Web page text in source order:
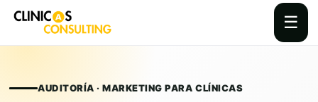
☰
contentAUDITORÍA · MARKETING PARA CLÍNICAS